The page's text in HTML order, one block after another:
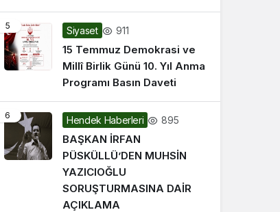
5 Siyaset 911
15 Temmuz Demokrasi ve
Millî Birlik Günü 10. Yıl Anma
Programı Basın Daveti
6 Hendek Haberleri 895
BAŞKAN İRFAN
PÜSKÜLLÜ’DEN MUHSİN
YAZICIOĞLU
SORUŞTURMASINA DAİR
AÇIKLAMA